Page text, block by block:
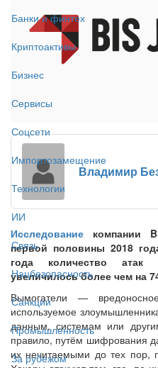
Банки и финтех
Криптоактивы
Бизнес
Сервисы
Соцсети
Импортозамещение
Технологии
ИИ
Связь
Нацбезопасность
Санкции
Промышленность
За рубежом
Владимир
Исследование компании
первой половины 2018
года количество атак
увеличилось более чем на
Вымогатели —
используемое
данным, системам или
правило, путём шифрования
их нечитаемыми до тех пор,